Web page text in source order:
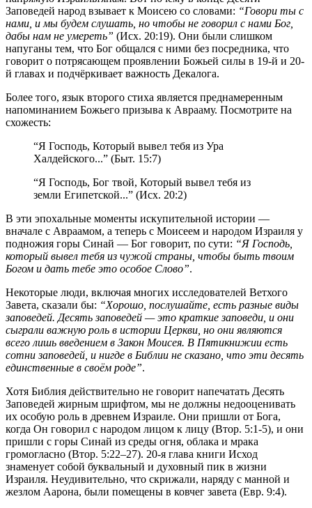
Заповедей народ взывает к Моисею со словами: “Говори ты с
нами, и мы будем слушать, но чтобы не говорил с нами Бог,
дабы нам не умереть” (Исх. 20:19). Они были слишком
напуганы тем, что Бог общался с ними без посредника, что
говорит о потрясающем проявлении Божьей силы в 19-й и 20-
й главах и подчёркивает важность Декалога.
Более того, язык второго стиха является преднамеренным
напоминанием Божьего призыва к Аврааму. Посмотрите на
схожесть:
“Я Господь, Который вывел тебя из Ура
Халдейского...” (Быт. 15:7)
“Я Господь, Бог твой, Который вывел тебя из
земли Египетской...” (Исх. 20:2)
В эти эпохальные моменты искупительной истории —
вначале с Авраамом, а теперь с Моисеем и народом Израиля у
подножия горы Синай — Бог говорит, по сути: “Я Господь,
который вывел тебя из чужой страны, чтобы быть твоим
Богом и дать тебе это особое Слово”.
Некоторые люди, включая многих исследователей Ветхого
Завета, сказали бы: “Хорошо, послушайте, есть разные виды
заповедей. Десять заповедей — это краткие заповеди, и они
сыграли важную роль в истории Церкви, но они являются
всего лишь введением в Закон Моисея. В Пятикнижии есть
сотни заповедей, и нигде в Библии не сказано, что эти десять
единственные в своём роде”.
Хотя Библия действительно не говорит напечатать Десять
Заповедей жирным шрифтом, мы не должны недооценивать
их особую роль в древнем Израиле. Они пришли от Бога,
когда Он говорил с народом лицом к лицу (Втор. 5:1-5), и они
пришли с горы Синай из среды огня, облака и мрака
громогласно (Втор. 5:22–27). 20-я глава книги Исход
знаменует собой буквальный и духовный пик в жизни
Израиля. Неудивительно, что скрижали, наряду с манной и
жезлом Аарона, были помещены в ковчег завета (Евр. 9:4).